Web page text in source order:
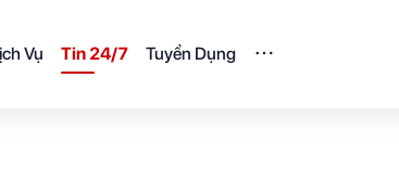
Vụ Tin 24/7 Tuyển Dụng